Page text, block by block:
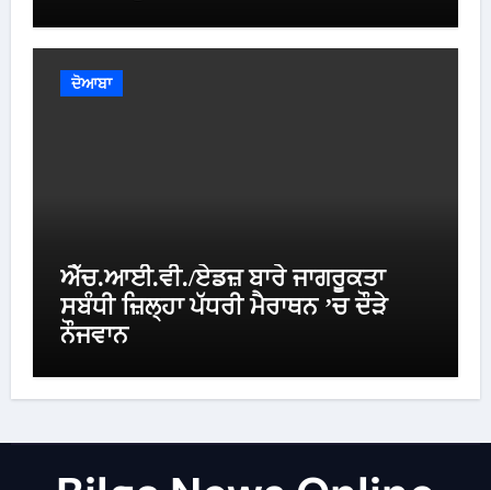
ਦੋਆਬਾ
ਐੱਚ.ਆਈ.ਵੀ./ਏਡਜ਼ ਬਾਰੇ ਜਾਗਰੂਕਤਾ
ਸਬੰਧੀ ਜ਼ਿਲ੍ਹਾ ਪੱਧਰੀ ਮੈਰਾਥਨ ’ਚ ਦੌੜੇ
ਨੌਜਵਾਨ